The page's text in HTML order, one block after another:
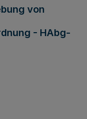
von
- HAbg-